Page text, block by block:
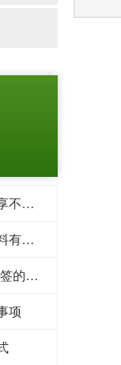
黄石不干胶标签印刷厂家分享不干胶标签的现状
黄石不干胶印刷厂常用的材料有哪些
黄石不干胶标签印刷-烫金标签的工艺
项